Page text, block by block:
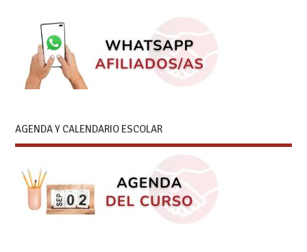
AGENDA Y CALENDARIO ESCOLAR